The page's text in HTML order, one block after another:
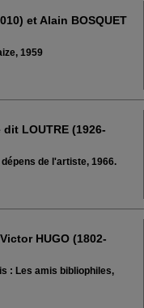
et Alain BOSQUET
1959
LOUTRE (1926-
de l'artiste, 1966.
HUGO (1802-
: Les amis bibliophiles,